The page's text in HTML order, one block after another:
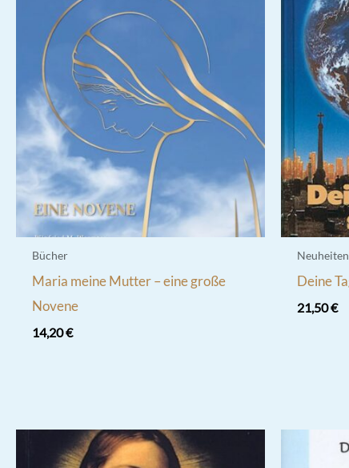
Bücher
Maria meine Mutter – eine große
Novene
14,20€
Neuheiten
Deine
21,50€